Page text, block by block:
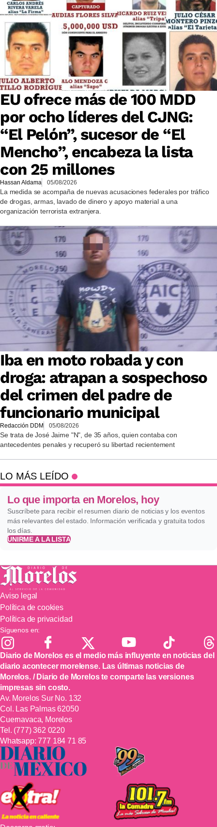
EU ofrece más de 100 MDD
por ocho líderes del CJNG:
“El Pelón”, sucesor de “El
Mencho”, encabeza la lista
con 25 millones
Hassan Aldama 05/08/2026
La medida se acompaña de nuevas acusaciones federales por tráfico
de drogas, armas, lavado de dinero y apoyo material a una
organización terrorista extranjera.
Iba en moto robada y con
droga: atrapan a sospechoso
del crimen del padre de
funcionario municipal
Redacción DDM 05/08/2026
Se trata de José Jaime "N", de 35 años, quien contaba con
antecedentes penales y recuperó su libertad recientement
LO MÁS LEÍDO
Lo que importa en Morelos, hoy
Suscríbete para recibir el resumen diario de noticias y los eventos
más relevantes del estado. Información verificada y gratuita todos
los días.
UNIRME A LA LISTA
Aviso legal
Política de cookies
Política de privacidad
Síguenos en:
Diario de Morelos es el medio más influyente en noticias del
diario acontecer morelense. Las últimas noticias de
Morelos. / Diario de Morelos te comparte las versiones
impresas sin costo.
Av. Morelos Sur No. 132
Col. Las Palmas 62050
Cuernavaca, Morelos
Tel. (777) 362 0220
Whatsapp:777 184 71 85